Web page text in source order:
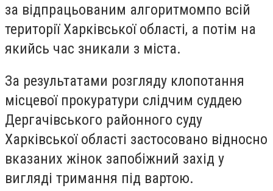
за відпрацьованим алгоритмомпо всій
території Харківської області, а потім на
якийсь час зникали з міста.
За результатами розгляду клопотання
місцевої прокуратури слідчим суддею
Дергачівського районного суду
Харківської області застосовано відносно
вказаних жінок запобіжний захід у
вигляді тримання під вартою.